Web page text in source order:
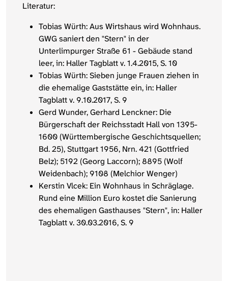
Literatur:
Tobias Würth: Aus Wirtshaus wird Wohnhaus.
GWG saniert den "Stern" in der
Unterlimpurger Straße 61 - Gebäude stand
leer, in: Haller Tagblatt v. 1.4.2015, S. 10
Tobias Würth: Sieben junge Frauen ziehen in
die ehemalige Gaststätte ein, in: Haller
Tagblatt v. 9.10.2017, S. 9
Gerd Wunder, Gerhard Lenckner: Die
Bürgerschaft der Reichsstadt Hall von 1395-
1600 (Württembergische Geschichtsquellen;
Bd. 25), Stuttgart 1956, Nrn. 421 (Gottfried
Belz); 5192 (Georg Laccorn); 8895 (Wolf
Weidenbach); 9108 (Melchior Wenger)
Kerstin Vlcek: Ein Wohnhaus in Schräglage.
Rund eine Million Euro kostet die Sanierung
des ehemaligen Gasthauses "Stern", in: Haller
Tagblatt v. 30.03.2016, S. 9